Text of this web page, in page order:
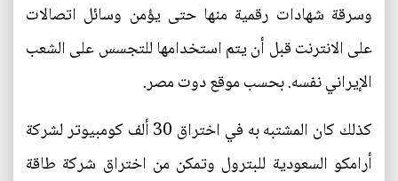
وسرقة شهادات رقمية منها حتى يؤمن وسائل اتصالات
على الانترنت قبل أن يتم استخدامها للتجسس على الشعب
الإيراني نفسه. بحسب موقع دوت مصر.
كذلك كان المشتبه به في اختراق 30 ألف كومبيوتر لشركة
أرامكو السعودية للبترول وتمكن من اختراق شركة طاقة